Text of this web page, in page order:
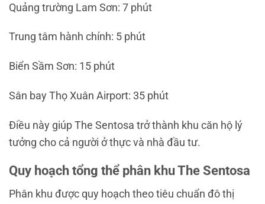
Quảng trường Lam Sơn: 7 phút
Trung tâm hành chính: 5 phút
Biển Sầm Sơn: 15 phút
Sân bayThọ Xuân Airport: 35 phút
Điều này giúp The Sentosa trở thành khu căn hộ lý
tưởng cho cả người ở thực và nhà đầu tư.
Quy hoạch tổng thể phân khu The Sentosa
Phân khu được quy hoạch theo tiêu chuẩn đô thị